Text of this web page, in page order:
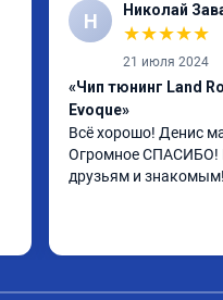
Н Николай
★★★★★
21 июля 2024
«Чип тюнинг Land
Evoque»
Всё хорошо! Денис
Огромное СПАСИБО!
друзьям и знакомым!